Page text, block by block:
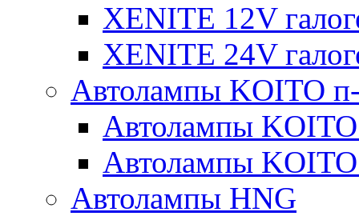
XENITE 12V
XENITE 24V
Автолампы KOITO
Автолампы
Автолампы
Автолампы HNG